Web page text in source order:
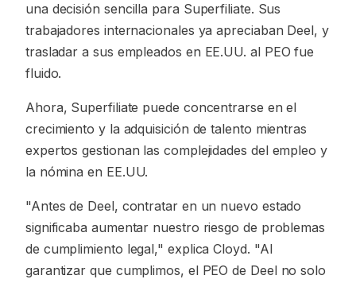
una decisión sencilla para Superfiliate. Sus
trabajadores internacionales ya apreciaban Deel, y
trasladar a sus empleados en EE.UU. al PEO fue
fluido.
Ahora, Superfiliate puede concentrarse en el
crecimiento y la adquisición de talento mientras
expertos gestionan las complejidades del empleo y
la nómina en EE.UU.
"Antes de Deel, contratar en un nuevo estado
significaba aumentar nuestro riesgo de problemas
de cumplimiento legal," explica Cloyd. "Al
garantizar que cumplimos, el PEO de Deel no solo